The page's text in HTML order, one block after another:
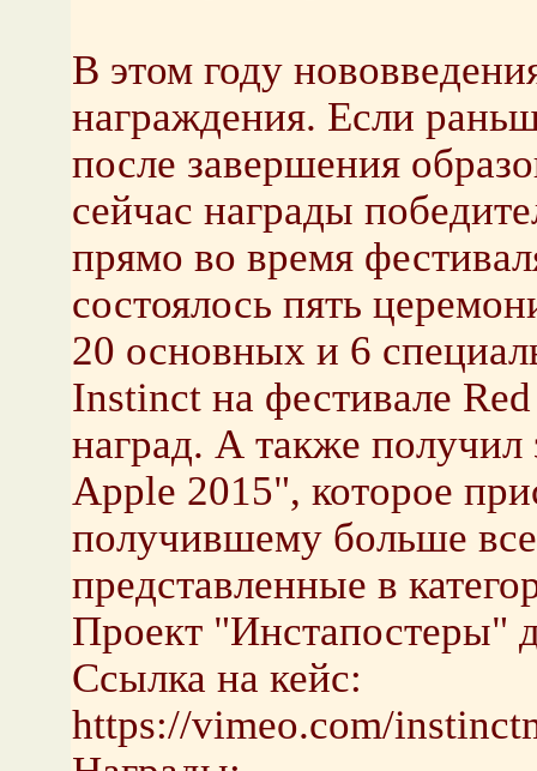
В этом году
награждения. Если
после завершения
сейчас награды
прямо во время
состоялось пять
20 основных и 6
Instinct на фестивале
наград. А также получил
Apple 2015", которое
получившему больше
представленные в
Проект "Инстапостеры"
Ссылка на кейс:
https://vimeo.com/